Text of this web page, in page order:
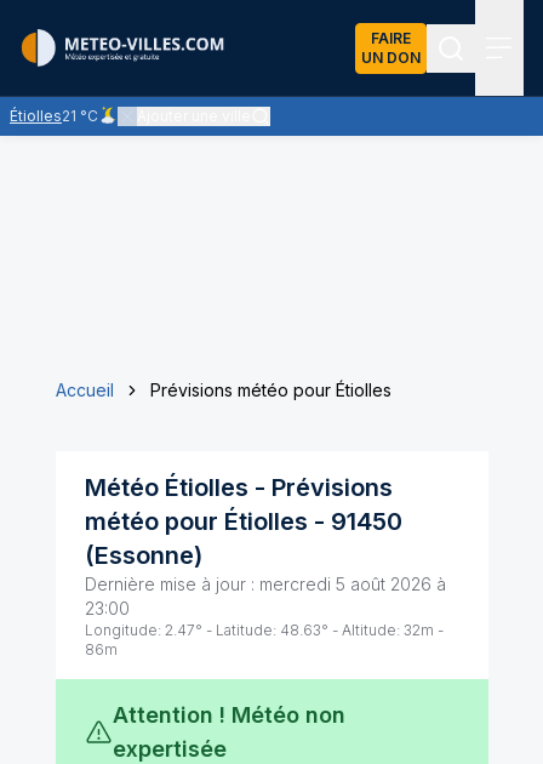
FAIRE
UN DON
Étiolles21 °C
Ciel peu nuageux - les éclaircies dominent largement
Accueil Prévisions météo pour Étiolles
Météo Étiolles - Prévisions
météo pour Étiolles - 91450
(Essonne)
Dernière mise à jour : mercredi 5 août 2026 à
23:00
Longitude: 2.47° - Latitude: 48.63° - Altitude: 32m -
86m
Attention ! Météo non
expertisée